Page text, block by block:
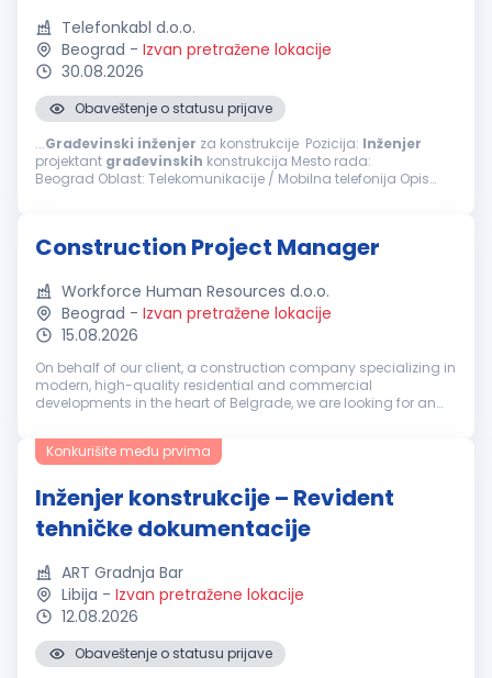
Telefonkabl d.o.o.
Beograd - Izvan pretražene lokacije
30.08.2026
Obaveštenje o statusu prijave
...Građevinski inženjer za konstrukcije Pozicija: Inženjer
projektant građevinskih konstrukcija Mesto rada:
Beograd Oblast: Telekomunikacije / Mobilna telefonija Opis
Construction Project Manager
Workforce Human Resources d.o.o.
Beograd - Izvan pretražene lokacije
15.08.2026
On behalf of our client, a construction company specializing in
modern, high-quality residential and commercial
developments in the heart of Belgrade, we are looking for an
fast-growing or...
Konkurišite među prvima
Inženjer konstrukcije – Revident
tehničke dokumentacije
ART Gradnja Bar
Libija - Izvan pretražene lokacije
12.08.2026
Obaveštenje o statusu prijave